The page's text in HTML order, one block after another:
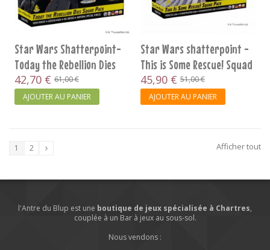
Star Wars Shatterpoint-
Today the Rebellion Dies
Squad Pack
42,70 € 61,00 €
AJOUTER AU PANIER
Star Wars shatterpoint -
This is Some Rescue! Squad
Pack
45,90 € 51,00 €
AJOUTER AU PANIER
Afficher tout
1 2
l'Antre du Blup est une boutique de jeux spécialisée à Chartres,
couplée à un Bar à jeux au sous-sol.
Nous vendons :